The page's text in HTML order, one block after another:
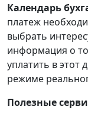
Календарь
платеж
выбрать
информация о
уплатить в этот
режиме
Полезные